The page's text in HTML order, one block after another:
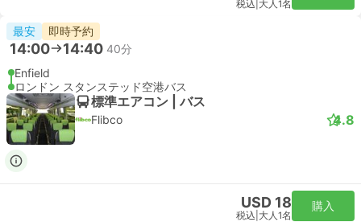
税込 大人1名
即時予約
18:05 18:57 52分
リバプールストリート駅, ロンドン
London Stansted Airport
スタンダード | 列車
Stansted Express
USD 32
税込 大人1名
購入